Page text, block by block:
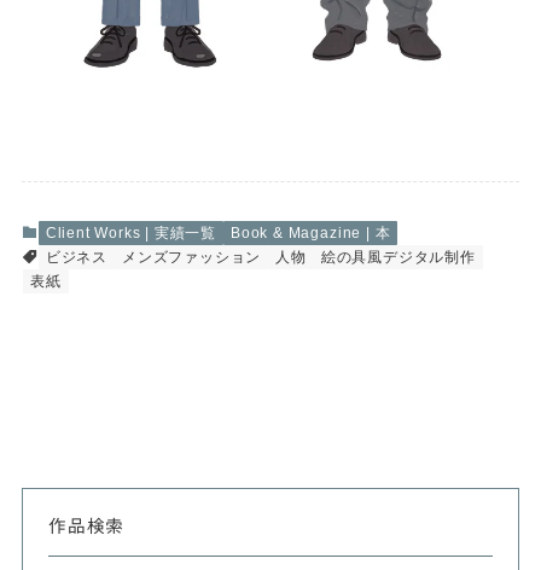
Client Works | 実績一覧
Book & Magazine | 本
ビジネス
メンズファッション 人物
絵の具風デジタル制作
表紙
作品検索